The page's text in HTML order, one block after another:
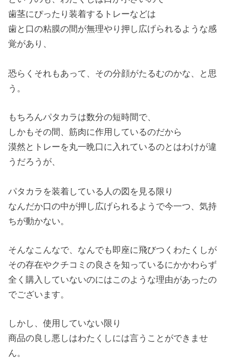
歯茎にぴったり装着するトレーなどは
歯と口の粘膜の間が無理やり押し広げられるような感
覚があり、
恐らくそれもあって、その分顔がたるむのかな、と思
う。
もちろんパタカラは数分の短時間で、
しかもその間、筋肉に作用しているのだから
漠然とトレーを丸一晩口に入れているのとはわけが違
うだろうが、
パタカラを装着している人の図を見る限り
なんだか口の中が押し広げられるようで今一つ、気持
ちが動かない。
そんなこんなで、なんでも即座に飛びつくわたくしが
その存在やクチコミの良さを知っているにかかわらず
全く購入していないのにはこのような理由があったの
でございます。
しかし、使用していない限り
商品の良し悪しはわたくしには言うことができませ
ん。